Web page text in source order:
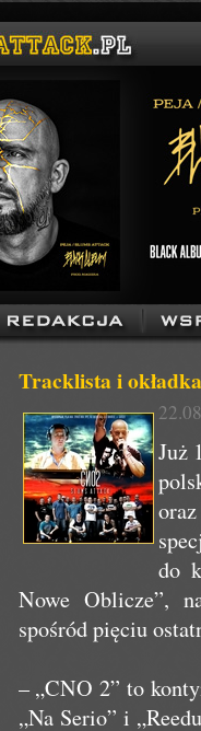
Tracklista i
Już
do
Nowe Oblicze”,
spośród pięciu
– „CNO 2” to
„Na Serio” i